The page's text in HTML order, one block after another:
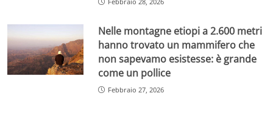
Nelle montagne etiopi a 2.600 metri
hanno trovato un mammifero che
non sapevamo esistesse: è grande
come un pollice
Febbraio 27, 2026